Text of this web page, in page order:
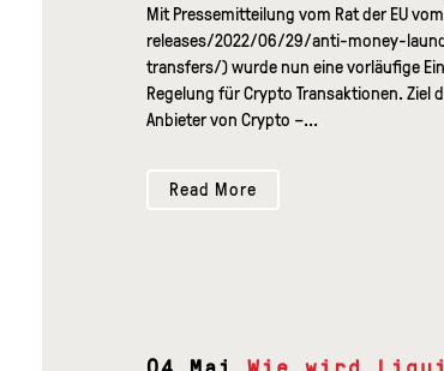
Mit Pressemitteilung vom Rat der EU
releases/2022/06/29/anti-money-
transfers/) wurde nun eine vorläufige
Regelung für Crypto Transaktionen. Ziel
Anbieter von Crypto –...
Read More